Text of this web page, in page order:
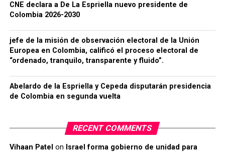
CNE declara a De La Espriella nuevo presidente de
Colombia 2026-2030
jefe de la misión de observación electoral de la Unión
Europea en Colombia, calificó el proceso electoral de
“ordenado, tranquilo, transparente y fluido”.
Abelardo de la Espriella y Cepeda disputarán presidencia
de Colombia en segunda vuelta
RECENT COMMENTS
Vihaan Patel on Israel forma gobierno de unidad para